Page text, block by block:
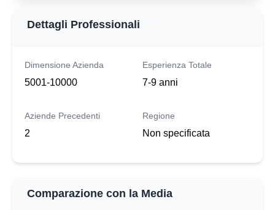
Dettagli Professionali
Dimensione Azienda
5001-10000
Esperienza Totale
7-9 anni
Aziende Precedenti
2
Regione
Non specificata
Comparazione con la Media